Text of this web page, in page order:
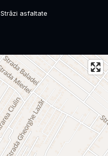
Străzi asfaltate